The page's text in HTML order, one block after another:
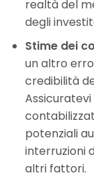
realtà del
degli
Stime dei
un altro
credibilità
potenziali
interruzioni
altri fattori.